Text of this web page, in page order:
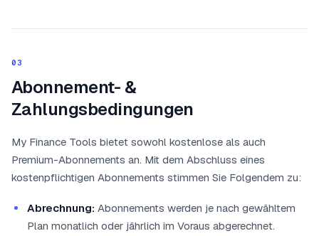
03
Abonnement- &
Zahlungsbedingungen
My Finance Tools bietet sowohl kostenlose als auch
Premium-Abonnements an. Mit dem Abschluss eines
kostenpflichtigen Abonnements stimmen Sie Folgendem zu:
Abrechnung: Abonnements werden je nach gewähltem
Plan monatlich oder jährlich im Voraus abgerechnet.